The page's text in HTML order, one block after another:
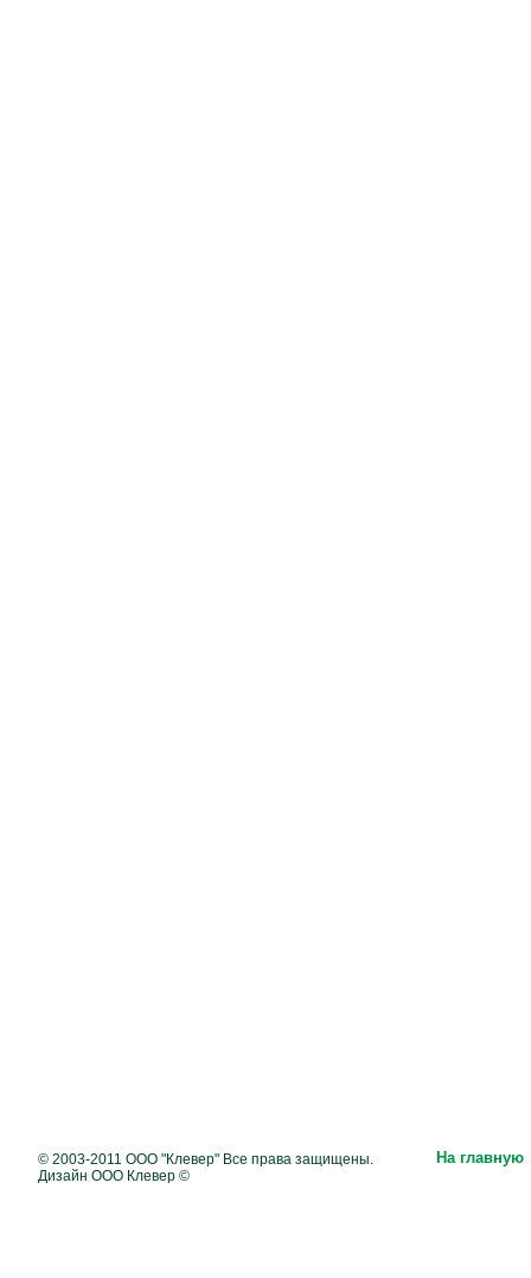
© 2003-2011 ООО "Клевер" Все права защищены.
Дизайн ООО Клевер ©
На главную